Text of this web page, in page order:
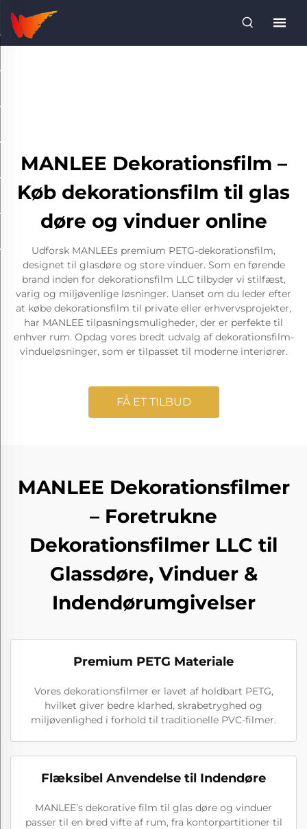
MANLEE Dekorationsfilm –
Køb dekorationsfilm til glas
døre og vinduer online
Udforsk MANLEEs premium PETG-dekorationsfilm,
designet til glasdøre og store vinduer. Som en førende
brand inden for dekorationsfilm LLC tilbyder vi stilfæst,
varig og miljøvenlige løsninger. Uanset om du leder efter
at købe dekorationsfilm til private eller erhvervsprojekter,
har MANLEE tilpasningsmuligheder, der er perfekte til
enhver rum. Opdag vores bredt udvalg af dekorationsfilm-
vindueløsninger, som er tilpasset til moderne interiører.
FÅ ET TILBUD
MANLEE Dekorationsfilmer
– Foretrukne
Dekorationsfilmer LLC til
Glassdøre, Vinduer &
Indendørumgivelser
Premium PETG Materiale
Vores dekorationsfilmer er lavet af holdbart PETG,
hvilket giver bedre klarhed, skrabetryghed og
miljøvenlighed i forhold til traditionelle PVC-filmer.
Flæksibel Anvendelse til Indendøre
MANLEE’s dekorative film til glas døre og vinduer
passer til en bred vifte af rum, fra kontorpartitioner til